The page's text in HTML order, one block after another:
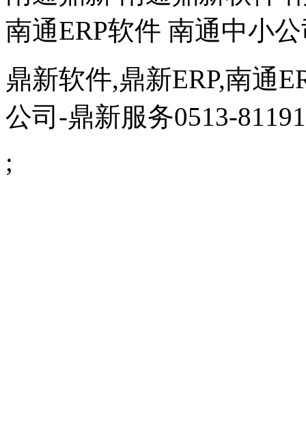
南通ERP软件 南通中小
鼎新软件,鼎新ERP,南通
公司 -鼎新服务0513-
;